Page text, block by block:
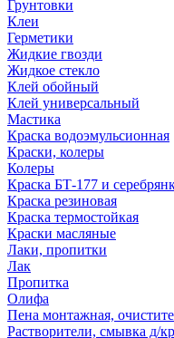
Грунтовки
Клеи
Герметики
Жидкие гвозди
Жидкое стекло
Клей обойный
Клей универсальный
Мастика
Краска водоэмульсионная
Краски, колеры
Колеры
Краска БТ-177 и
Краска резиновая
Краска термостойкая
Краски масляные
Лаки, пропитки
Лак
Пропитка
Олифа
Пена монтажная,
Растворители, смывка д/